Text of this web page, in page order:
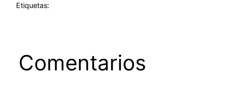
Etiquetas:
Comentarios